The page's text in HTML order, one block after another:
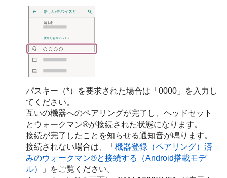
パスキー（*）を要求された場合は「0000」を入力し
てください。
互いの機器へのペアリングが完了し、ヘッドセット
とウォークマン®が接続された状態になります。
接続が完了したことを知らせる通知音が鳴ります。
接続されない場合は、「 機器登録（ペアリング）済
みのウォークマン®と接続する（Android搭載モデ
ル）
」をご覧ください。